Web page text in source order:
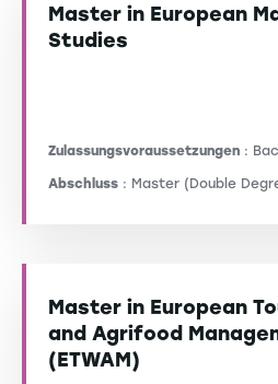
Master in European
Studies
Zulassungsvoraussetzungen :
Abschluss : Master (Double
Master in European
and Agrifood
(ETWAM)